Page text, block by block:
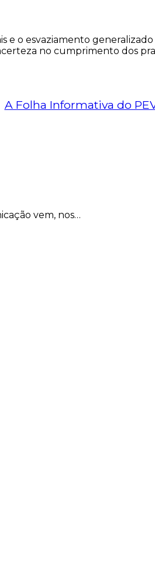
e o esvaziamento
no cumprimento dos
A Folha Informativa do
vem, nos…